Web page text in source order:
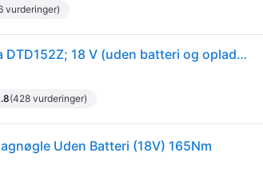
vurderinger)
Slagskruetrækker Makita DTD152Z; 18 V (uden batteri og oplader)
(428 vurderinger)
Uden Batteri (18V) 165Nm